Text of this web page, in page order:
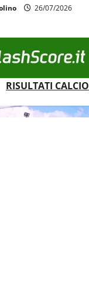
26/07/2026
RISULTATI CALCIO